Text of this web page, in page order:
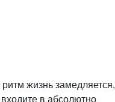
жизнь замедляется,
в абсолютно